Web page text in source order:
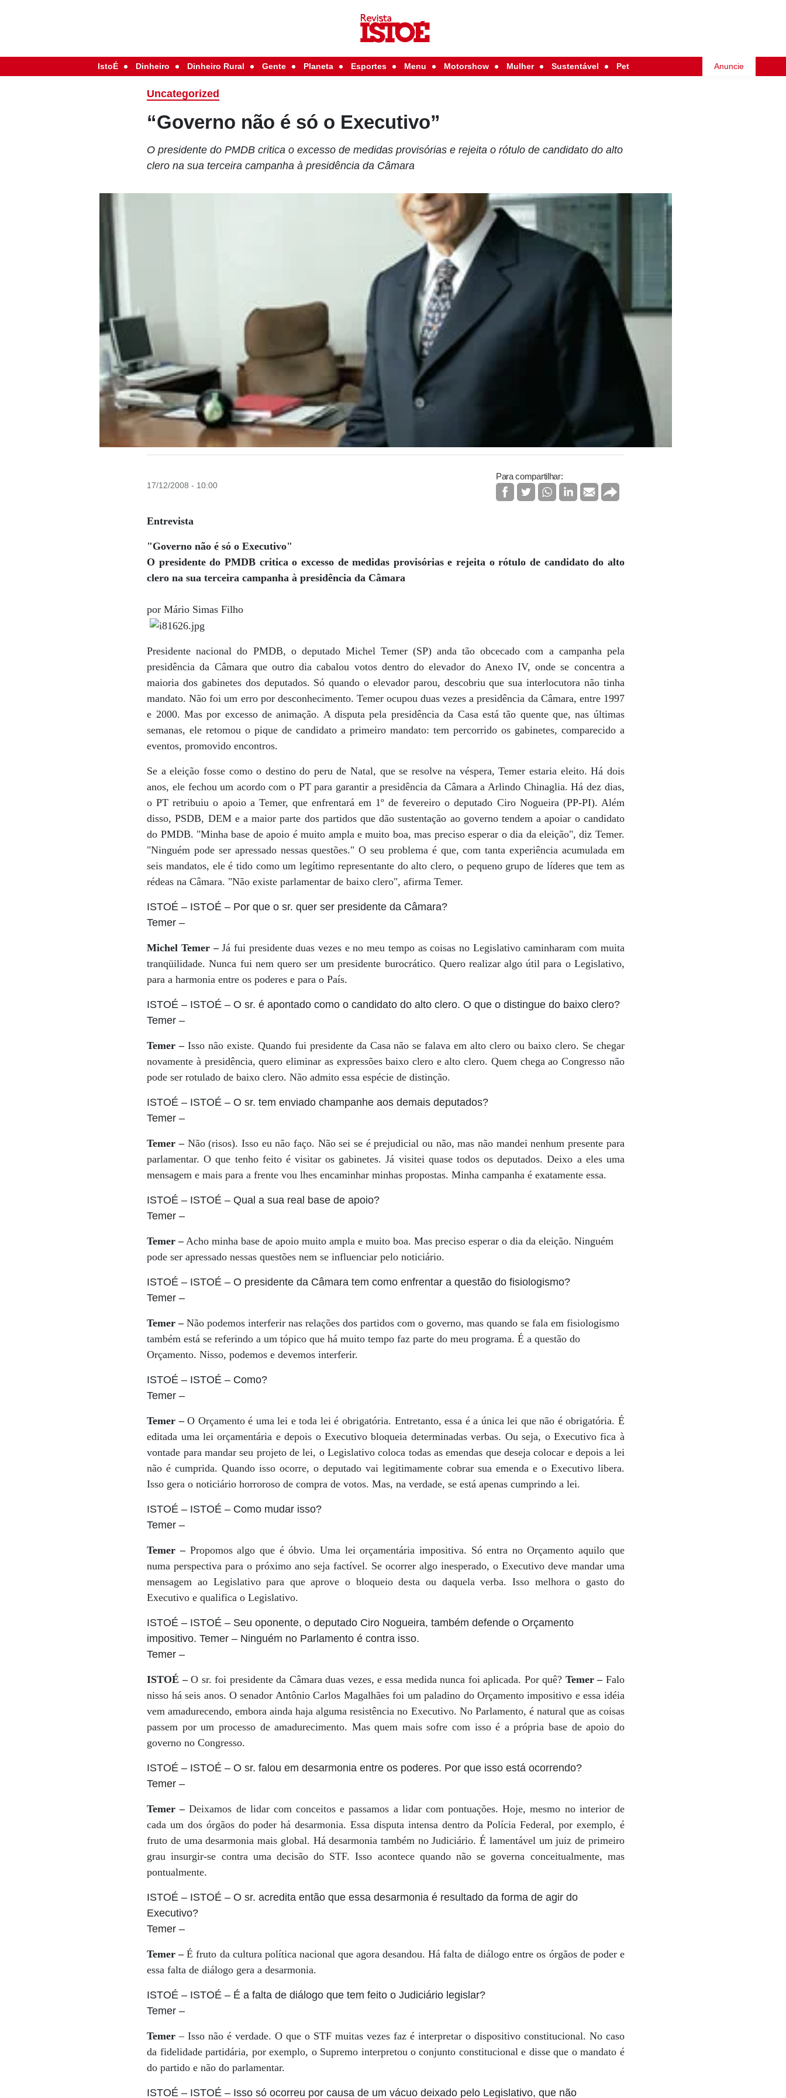
IstoÉ Dinheiro Dinheiro Rural Gente Planeta Esportes Menu Motorshow Mulher Sustentável Pet Anuncie
Uncategorized
“Governo não é só o Executivo”
O presidente do PMDB critica o excesso de medidas provisórias e rejeita o rótulo de candidato do alto
clero na sua terceira campanha à presidência da Câmara
17/12/2008 - 10:00
Para compartilhar:
Entrevista
"Governo não é só o Executivo"
O presidente do PMDB critica o excesso de medidas provisórias e rejeita o rótulo de candidato do alto
clero na sua terceira campanha à presidência da Câmara
por Mário Simas Filho
Presidente nacional do PMDB, o deputado Michel Temer (SP) anda tão obcecado com a campanha pela
presidência da Câmara que outro dia cabalou votos dentro do elevador do Anexo IV, onde se concentra a
maioria dos gabinetes dos deputados. Só quando o elevador parou, descobriu que sua interlocutora não tinha
mandato. Não foi um erro por desconhecimento. Temer ocupou duas vezes a presidência da Câmara, entre 1997
e 2000. Mas por excesso de animação. A disputa pela presidência da Casa está tão quente que, nas últimas
semanas, ele retomou o pique de candidato a primeiro mandato: tem percorrido os gabinetes, comparecido a
eventos, promovido encontros.
Se a eleição fosse como o destino do peru de Natal, que se resolve na véspera, Temer estaria eleito. Há dois
anos, ele fechou um acordo com o PT para garantir a presidência da Câmara a Arlindo Chinaglia. Há dez dias,
o PT retribuiu o apoio a Temer, que enfrentará em 1º de fevereiro o deputado Ciro Nogueira (PP-PI). Além
disso, PSDB, DEM e a maior parte dos partidos que dão sustentação ao governo tendem a apoiar o candidato
do PMDB. "Minha base de apoio é muito ampla e muito boa, mas preciso esperar o dia da eleição", diz Temer.
"Ninguém pode ser apressado nessas questões." O seu problema é que, com tanta experiência acumulada em
seis mandatos, ele é tido como um legítimo representante do alto clero, o pequeno grupo de líderes que tem as
rédeas na Câmara. "Não existe parlamentar de baixo clero", afirma Temer.
ISTOÉ – ISTOÉ – Por que o sr. quer ser presidente da Câmara?
Temer –
Michel Temer –Já fui presidente duas vezes e no meu tempo as coisas no Legislativo caminharam com muita
tranqüilidade. Nunca fui nem quero ser um presidente burocrático. Quero realizar algo útil para o Legislativo,
para a harmonia entre os poderes e para o País.
ISTOÉ – ISTOÉ – O sr. é apontado como o candidato do alto clero. O que o distingue do baixo clero?
Temer –
Temer –Isso não existe. Quando fui presidente da Casa não se falava em alto clero ou baixo clero. Se chegar
novamente à presidência, quero eliminar as expressões baixo clero e alto clero. Quem chega ao Congresso não
pode ser rotulado de baixo clero. Não admito essa espécie de distinção.
ISTOÉ – ISTOÉ – O sr. tem enviado champanhe aos demais deputados?
Temer –
Temer –Não (risos). Isso eu não faço. Não sei se é prejudicial ou não, mas não mandei nenhum presente para
parlamentar. O que tenho feito é visitar os gabinetes. Já visitei quase todos os deputados. Deixo a eles uma
mensagem e mais para a frente vou lhes encaminhar minhas propostas. Minha campanha é exatamente essa.
ISTOÉ – ISTOÉ – Qual a sua real base de apoio?
Temer –
Temer –Acho minha base de apoio muito ampla e muito boa. Mas preciso esperar o dia da eleição. Ninguém
pode ser apressado nessas questões nem se influenciar pelo noticiário.
ISTOÉ – ISTOÉ – O presidente da Câmara tem como enfrentar a questão do fisiologismo?
Temer –
Temer –Não podemos interferir nas relações dos partidos com o governo, mas quando se fala em fisiologismo
também está se referindo a um tópico que há muito tempo faz parte do meu programa. É a questão do
Orçamento. Nisso, podemos e devemos interferir.
ISTOÉ – ISTOÉ – Como?
Temer –
Temer –O Orçamento é uma lei e toda lei é obrigatória. Entretanto, essa é a única lei que não é obrigatória. É
editada uma lei orçamentária e depois o Executivo bloqueia determinadas verbas. Ou seja, o Executivo fica à
vontade para mandar seu projeto de lei, o Legislativo coloca todas as emendas que deseja colocar e depois a lei
não é cumprida. Quando isso ocorre, o deputado vai legitimamente cobrar sua emenda e o Executivo libera.
Isso gera o noticiário horroroso de compra de votos. Mas, na verdade, se está apenas cumprindo a lei.
ISTOÉ – ISTOÉ – Como mudar isso?
Temer –
Temer – Propomos algo que é óbvio. Uma lei orçamentária impositiva. Só entra no Orçamento aquilo que
numa perspectiva para o próximo ano seja factível. Se ocorrer algo inesperado, o Executivo deve mandar uma
mensagem ao Legislativo para que aprove o bloqueio desta ou daquela verba. Isso melhora o gasto do
Executivo e qualifica o Legislativo.
ISTOÉ – ISTOÉ – Seu oponente, o deputado Ciro Nogueira, também defende o Orçamento
impositivo. Temer – Ninguém no Parlamento é contra isso.
Temer –
ISTOÉ –O sr. foi presidente da Câmara duas vezes, e essa medida nunca foi aplicada. Por quê? Temer –Falo
nisso há seis anos. O senador Antônio Carlos Magalhães foi um paladino do Orçamento impositivo e essa idéia
vem amadurecendo, embora ainda haja alguma resistência no Executivo. No Parlamento, é natural que as coisas
passem por um processo de amadurecimento. Mas quem mais sofre com isso é a própria base de apoio do
governo no Congresso.
ISTOÉ – ISTOÉ – O sr. falou em desarmonia entre os poderes. Por que isso está ocorrendo?
Temer –
Temer –Deixamos de lidar com conceitos e passamos a lidar com pontuações. Hoje, mesmo no interior de
cada um dos órgãos do poder há desarmonia. Essa disputa intensa dentro da Polícia Federal, por exemplo, é
fruto de uma desarmonia mais global. Há desarmonia também no Judiciário. É lamentável um juiz de primeiro
grau insurgir-se contra uma decisão do STF. Isso acontece quando não se governa conceitualmente, mas
pontualmente.
ISTOÉ – ISTOÉ – O sr. acredita então que essa desarmonia é resultado da forma de agir do
Executivo?
Temer –
Temer –É fruto da cultura política nacional que agora desandou. Há falta de diálogo entre os órgãos de poder e
essa falta de diálogo gera a desarmonia.
ISTOÉ – ISTOÉ – É a falta de diálogo que tem feito o Judiciário legislar?
Temer –
Temer – Isso não é verdade. O que o STF muitas vezes faz é interpretar o dispositivo constitucional. No caso
da fidelidade partidária, por exemplo, o Supremo interpretou o conjunto constitucional e disse que o mandato é
do partido e não do parlamentar.
ISTOÉ – ISTOÉ – Isso só ocorreu por causa de um vácuo deixado pelo Legislativo, que não